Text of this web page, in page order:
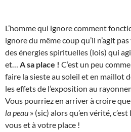
L’homme qui ignore comment
ignore du même coup qu’il n’agit
des énergies spirituelles (lois) qui
et… A sa place ! C’est un peu
faire la sieste au soleil et en maillot
les effets de l’exposition au
Vous pourriez en arriver à croire que
la peau » (sic) alors qu’en vérité,
vous et à votre place !